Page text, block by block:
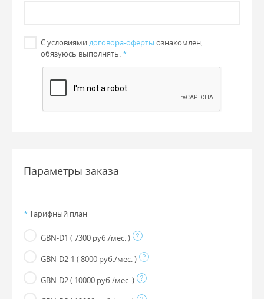
С условиями договора-оферты ознакомлен,
обязуюсь выполнять.*
Параметры заказа
*Тарифный план
GBN-D1 ( 7300 руб./мес. )
GBN-D2-1 ( 8000 руб./мес. )
GBN-D2( 10000 руб./мес. )